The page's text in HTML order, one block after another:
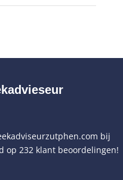
bij
op 232 klant beoordelingen!